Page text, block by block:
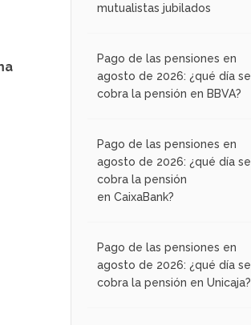
mutualistas jubilados
Pago de las pensiones en
agosto de 2026: ¿qué día se
cobra la pensión en BBVA?
Pago de las pensiones en
agosto de 2026: ¿qué día se
cobra la pensión
en CaixaBank?
Pago de las pensiones en
agosto de 2026: ¿qué día se
cobra la pensión en Unicaja?